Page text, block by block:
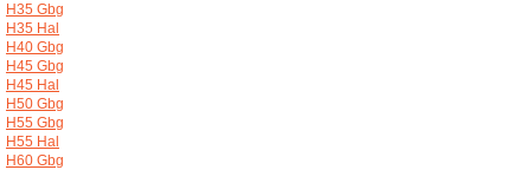
H35 Gbg
H35 Hal
H40 Gbg
H45 Gbg
H45 Hal
H50 Gbg
H55 Gbg
H55 Hal
H60 Gbg